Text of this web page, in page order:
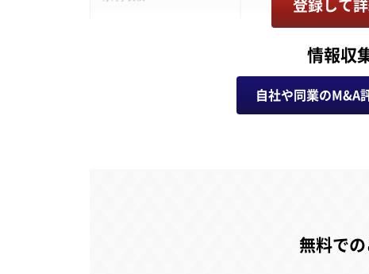
登録して
情報収
自社や同業のM&A
無料で